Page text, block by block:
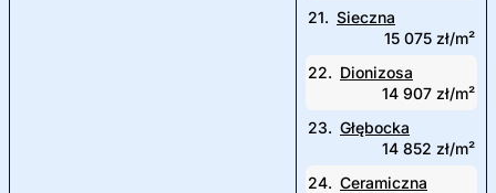
21. Sieczna
15 075 zł/m²
22. Dionizosa
14 907 zł/m²
23. Głębocka
14 852 zł/m²
24. Ceramiczna